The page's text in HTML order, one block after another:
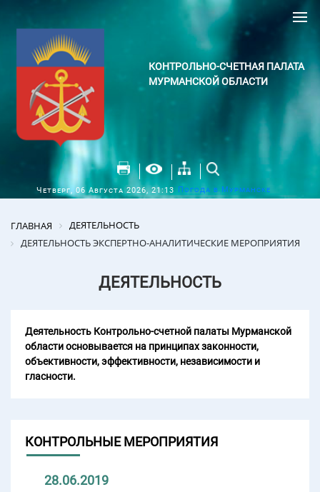
КОНТРОЛЬНО-СЧЕТНАЯ ПАЛАТА
МУРМАНСКОЙ ОБЛАСТИ
Четверг, 06 Августа 2026, 21:13 Погода в Мурманске
ГЛАВНАЯ
ДЕЯТЕЛЬНОСТЬ
ДЕЯТЕЛЬНОСТЬ ЭКСПЕРТНО-АНАЛИТИЧЕСКИЕ МЕРОПРИЯТИЯ
ДЕЯТЕЛЬНОСТЬ
Деятельность Контрольно-счетной палаты Мурманской
области основывается на принципах законности,
объективности, эффективности, независимости и
гласности.
КОНТРОЛЬНЫЕ МЕРОПРИЯТИЯ
28.06.2019